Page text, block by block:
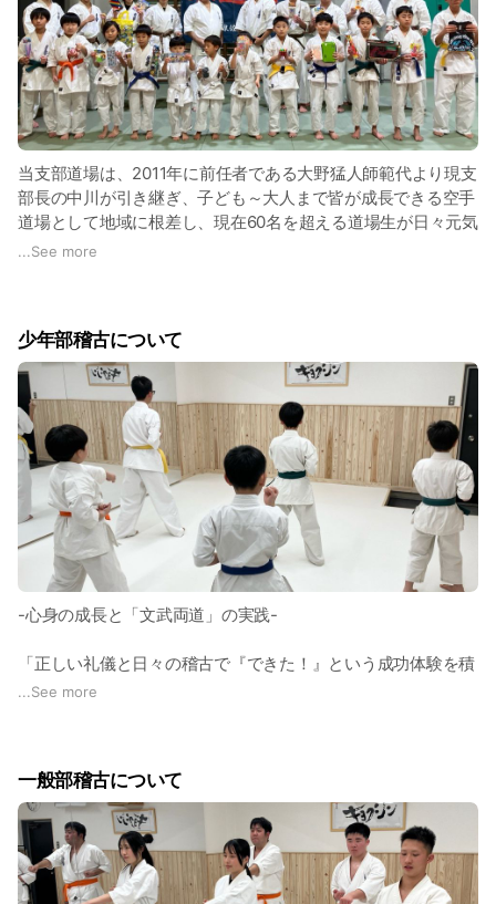
当支部道場は、2011年に前任者である大野猛人師範代より現支
部長の中川が引き継ぎ、子ども～大人まで皆が成長できる空手
道場として地域に根差し、現在60名を超える道場生が日々元気
に汗を流しています。
泉州南支部支部のホームページはこちら
http://www.izumisano-dojo.com/
...See more
少年部稽古について
-心身の成長と「文武両道」の実践-
「正しい礼儀と日々の稽古で『できた！』という成功体験を積
み重ね、困難に負けない強い心と、他者への優しさに裏打ちさ
• しつけと規律： 挨拶、返事、靴を揃えるといった基本を徹
底。道場での規律を学校生活や家庭に持ち帰らせます。
• 運動能力向上メニュー： 遊びの要素を取り入れた補強運動
で、成長期の身体をバランスよく鍛えます。
•対人稽古： 痛みを知ることで、他者への優しさと、困難に立
...See more
一般部稽古について